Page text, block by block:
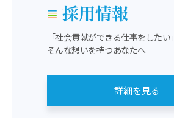
採用情報
「社会貢献ができる仕事をしたい」
そんな想いを持つあなたへ
詳細を見る